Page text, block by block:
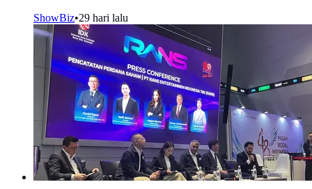
ShowBiz•29 hari lalu